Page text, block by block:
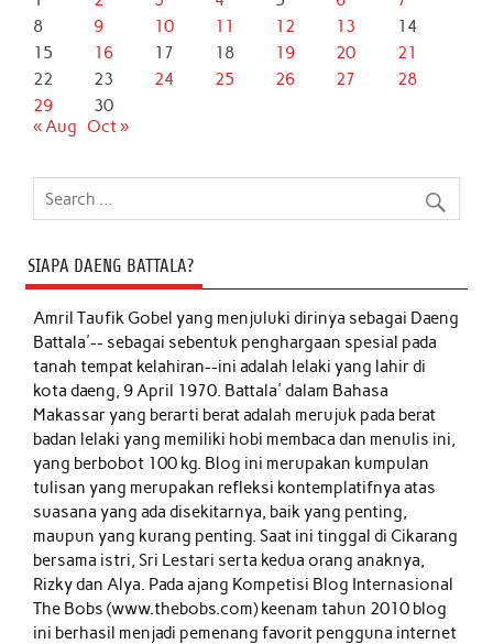
8
9 10 11 12 13
14
15
16 17 18 19 20
21
22
23 24 25 26 27
28
29
30
« Aug
Oct »
SIAPA DAENG BATTALA?
Amril Taufik Gobelyang menjuluki dirinya sebagai Daeng
Battala'-- sebagai sebentuk penghargaan spesial pada
tanah tempat kelahiran--ini adalah lelaki yang lahir di
kota daeng, 9 April 1970. Battala' dalam Bahasa
Makassar yang berarti berat adalah merujuk pada berat
badan lelaki yang memiliki hobi membaca dan menulis ini,
yang berbobot 100 kg. Blog ini merupakan kumpulan
tulisan yang merupakan refleksi kontemplatifnya atas
suasana yang ada disekitarnya, baik yang penting,
maupun yang kurang penting. Saat ini tinggal di Cikarang
bersama istri, Sri Lestari serta kedua orang anaknya,
Rizky dan Alya. Pada ajang Kompetisi Blog Internasional
The Bobs (www.thebobs.com) keenam tahun 2010 blog
ini berhasil menjadi pemenang favorit pengguna internet